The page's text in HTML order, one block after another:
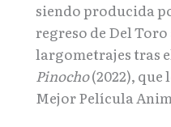
siendo producida
regreso de Del
largometrajes tras
Pinocho(2022), que
Mejor Película